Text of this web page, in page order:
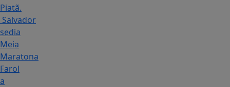
Piatã.
Salvador
sedia
Meia
Maratona
Farol
a